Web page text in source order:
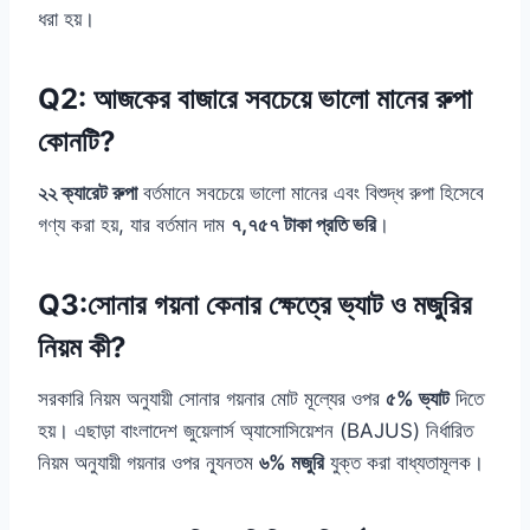
ধরা হয়।
Q2: আজকের বাজারে সবচেয়ে ভালো মানের রুপা
কোনটি?
২২ ক্যারেট রুপাবর্তমানে সবচেয়ে ভালো মানের এবং বিশুদ্ধ রুপা হিসেবে
গণ্য করা হয়, যার বর্তমান দাম ৭,৭৫৭ টাকা প্রতি ভরি।
Q3:সোনার গয়না কেনার ক্ষেত্রে ভ্যাট ও মজুরির
নিয়ম কী?
সরকারি নিয়ম অনুযায়ী সোনার গয়নার মোট মূল্যের ওপর ৫% ভ্যাটদিতে
হয়। এছাড়া বাংলাদেশ জুয়েলার্স অ্যাসোসিয়েশন (BAJUS) নির্ধারিত
নিয়ম অনুযায়ী গয়নার ওপর ন্যূনতম ৬% মজুরিযুক্ত করা বাধ্যতামূলক।